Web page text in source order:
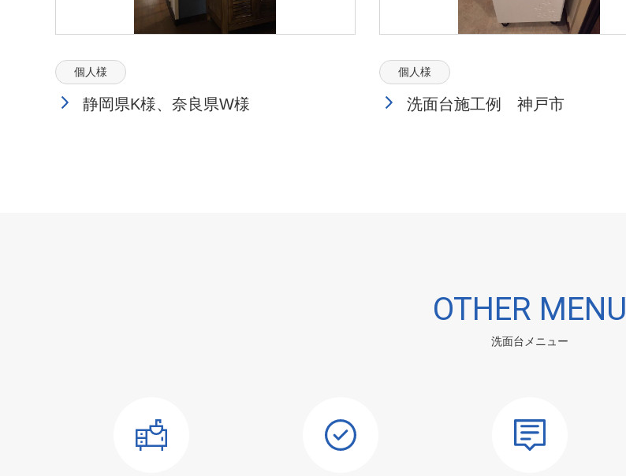
個人様
静岡県K様、奈良県W様
個人様
洗面台施工例 神戸市
OTHER MENU
洗面台メニュー